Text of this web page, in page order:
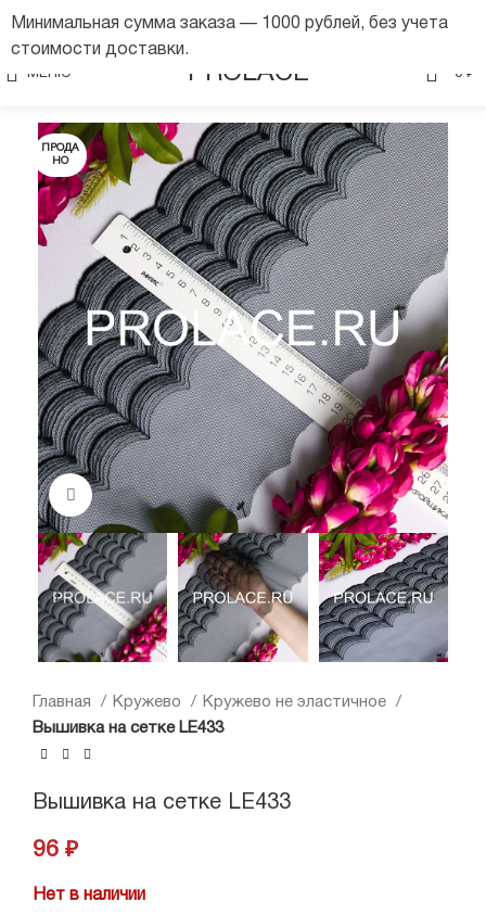
МЕНЮ PROLACE 0 ₽
ПРОДА
НО
Нажмите, чтобы увеличить
Главная Кружево
Кружево не эластичное
Вышивка на сетке LE433
Вышивка на сетке LE433
96 ₽
Нет в наличии
Минимальная сумма заказа — 1000 рублей, без учета
стоимости доставки.